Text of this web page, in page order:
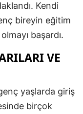
Kendi
bireyin eğitim
başardı.
VE
yaşlarda giriş
birçok